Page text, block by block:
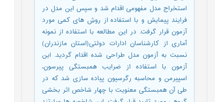
استخراج مدل مفهومی اقدام شد و سپس این مدل در
فرایند پیمایش و با استفاده از روش های کمی مورد
آزمون قرار گرفت. در این مطالعه با استفاده از نمونه
آماری از كارشناسان ادارات دولتی(استان مازندران)
نسبت به آزمون مدل طراحی شده اقدام گردید. این
آزمون با استفاده از ضرایب همبستگی پیرسون،
اسپیرمن و محاسبه رگرسیون پیاده سازی شد که در
طی آن همبستگی معنویت با چهار شاخص اثر بخشی